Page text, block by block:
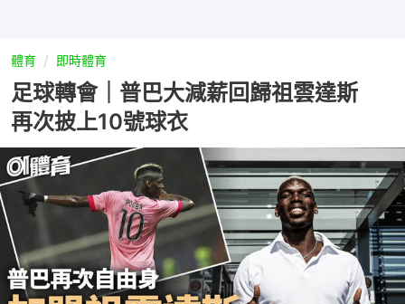
體育 即時體育
足球轉會｜普巴大減薪回歸祖雲達斯
再次披上10號球衣